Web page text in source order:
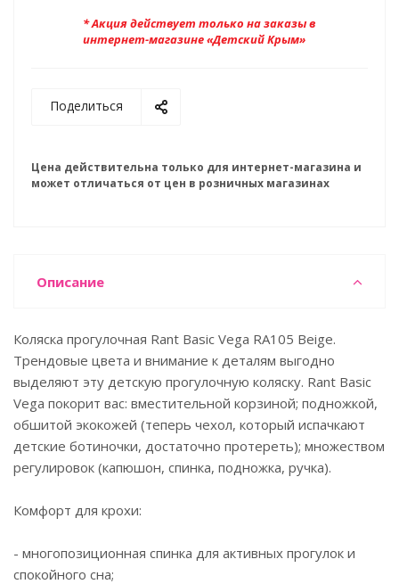
* Акция действует только на заказы в
интернет-магазине «Детский Крым»
Поделиться
Цена действительна только для интернет-магазина и
может отличаться от цен в розничных магазинах
Описание
Коляска прогулочная Rant Basic Vega RA105 Beige.
Трендовые цвета и внимание к деталям выгодно
выделяют эту детскую прогулочную коляску. Rant Basic
Vega покорит вас: вместительной корзиной; подножкой,
обшитой экокожей (теперь чехол, который испачкают
детские ботиночки, достаточно протереть); множеством
регулировок (капюшон, спинка, подножка, ручка).
Комфорт для крохи:
- многопозиционная спинка для активных прогулок и
спокойного сна;